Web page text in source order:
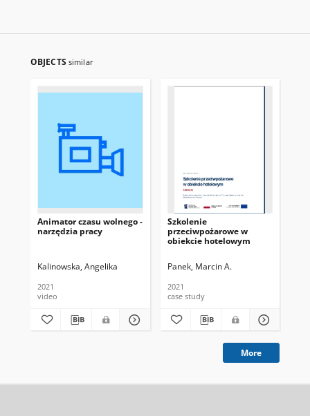
OBJECTS similar
Animator czasu wolnego -
narzędzia pracy
Kalinowska, Angelika
2021
video
Szkolenie
przeciwpożarowe w
obiekcie hotelowym
Panek, Marcin A.
2021
case study
More